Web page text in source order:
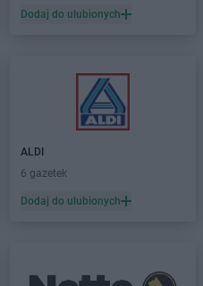
Dodaj do ulubionych
ALDI
6 gazetek
Dodaj do ulubionych